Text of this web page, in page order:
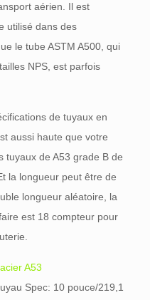
aérien. Il est
utilisé dans des
le tube ASTM A500, qui
NPS, est parfois
de tuyaux en
aussi haute que votre
tuyaux de A53 grade B de
la longueur peut être de
longueur aléatoire, la
est 18 compteur pour
A53
Spec: 10 pouce/219,1